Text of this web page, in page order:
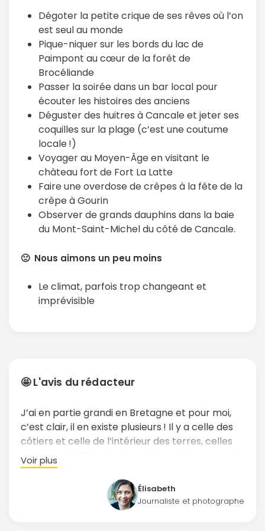
Dégoter la petite crique de ses rêves où l’on
est seul au monde
Pique-niquer sur les bords du lac de
Paimpont au cœur de la forêt de
Brocéliande
Passer la soirée dans un bar local pour
écouter les histoires des anciens
Déguster des huitres à Cancale et jeter ses
coquilles sur la plage (c’est une coutume
locale !)
Voyager au Moyen-Âge en visitant le
château fort de Fort La Latte
Faire une overdose de crêpes à la fête de la
crêpe à Gourin
Observer de grands dauphins dans la baie
du Mont-Saint-Michel du côté de Cancale.
🙁 Nous aimons un peu moins
Le climat, parfois trop changeant et
imprévisible
🤩 L'avis du rédacteur
J’ai en partie grandi en Bretagne et pour moi,
c’est clair, il en existe plusieurs ! Il y a celle des
côtiers et celle de l’intérieur des terres, celles
des îliens du Finistère, des Côtes-d’Armor ou du
Morbihan, celle des villes du bout du monde
comme Brest ou Lorient, celle des « pays » aux
traditions fortes et ancrées telles que le pays
Bigouden, Gallo ou de Léon.
Voir plus
Élisabeth
Journaliste et photographe